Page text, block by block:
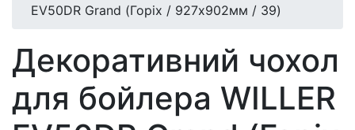
EV50DR Grand (Горіх / 927х902мм / 39)
Декоративний чохол
для бойлера WILLER